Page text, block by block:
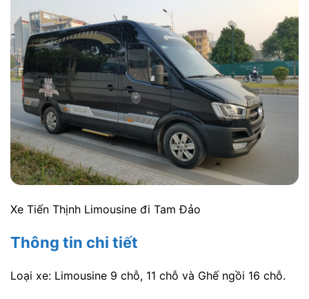
Xe Tiến Thịnh Limousine đi Tam Đảo
Thông tin chi tiết
Loại xe: Limousine 9 chỗ, 11 chỗ và Ghế ngồi 16 chỗ.